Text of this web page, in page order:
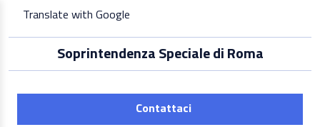
content
Translate with Google
Soprintendenza Speciale di Roma
Contattaci